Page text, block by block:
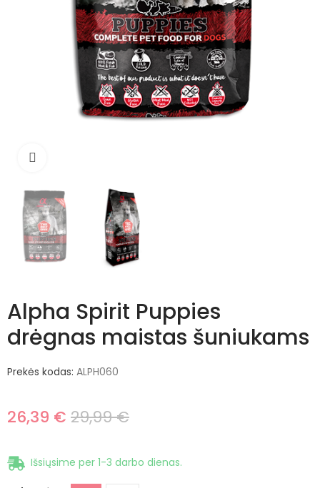
Alpha Spirit Puppies
drėgnas maistas šuniukams
Prekės kodas: ALPH060
26,39 € 29,99 €
Išsiųsime per 1-3 darbo dienas.